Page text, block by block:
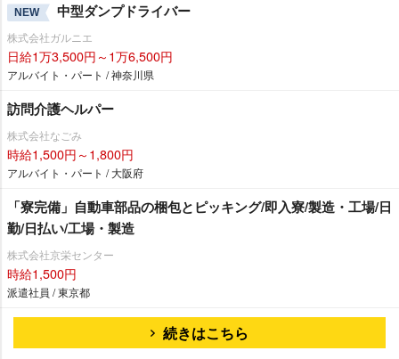
NEW 中型ダンプドライバー
株式会社ガルニエ
日給1万3,500円～1万6,500円
アルバイト・パート / 神奈川県
訪問介護ヘルパー
株式会社なごみ
時給1,500円～1,800円
アルバイト・パート / 大阪府
「寮完備」自動車部品の梱包とピッキング/即入寮/製造・工場/日
勤/日払い/工場・製造
株式会社京栄センター
時給1,500円
派遣社員 / 東京都
続きはこちら